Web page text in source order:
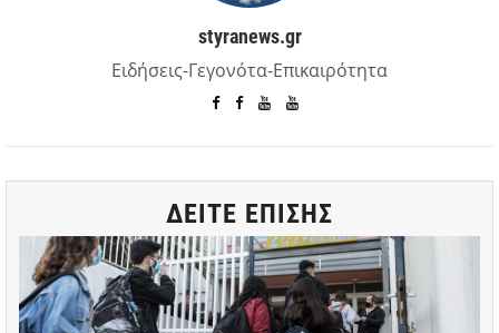
styranews.gr
Ειδήσεις-Γεγονότα-Επικαιρότητα
ΔΕΙΤΕ ΕΠΙΣΗΣ